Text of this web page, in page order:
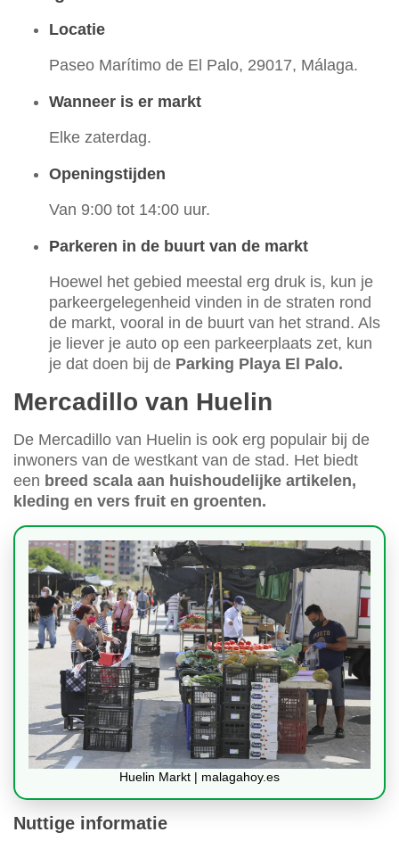
Locatie
Paseo Marítimo de El Palo, 29017, Málaga.
Wanneer is er markt
Elke zaterdag.
Openingstijden
Van 9:00 tot 14:00 uur.
Parkeren in de buurt van de markt
Hoewel het gebied meestal erg druk is, kun je
parkeergelegenheid vinden in de straten rond
de markt, vooral in de buurt van het strand. Als
je liever je auto op een parkeerplaats zet, kun
je dat doen bij de Parking Playa El Palo.
Mercadillo van Huelin
De Mercadillo van Huelin is ook erg populair bij de
inwoners van de westkant van de stad. Het biedt
een breed scala aan huishoudelijke artikelen,
kleding en vers fruit en groenten.
Huelin Markt | malagahoy.es
Nuttige informatie